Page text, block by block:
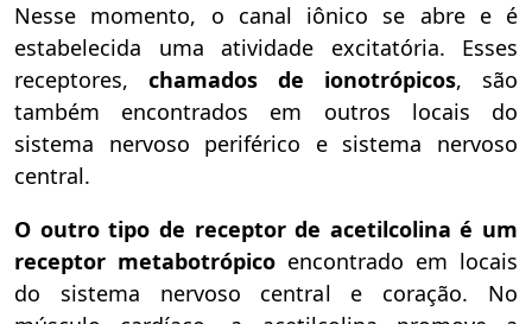
Nesse momento, o canal iônico se abre e é
estabelecida uma atividade excitatória. Esses
receptores, chamados de ionotrópicos, são
também encontrados em outros locais do
sistema nervoso periférico e sistema nervoso
central.
O outro tipo de receptor de acetilcolina é um
receptor metabotrópico encontrado em locais
do sistema nervoso central e coração. No